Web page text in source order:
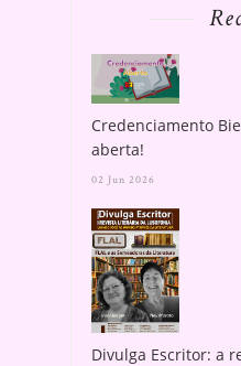
Credenciamento
aberta!
02 Jun 2026
Divulga Escritor: a